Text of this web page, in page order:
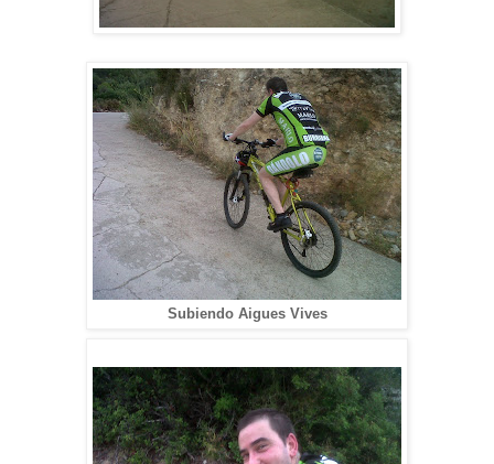
Subiendo Aigues Vives